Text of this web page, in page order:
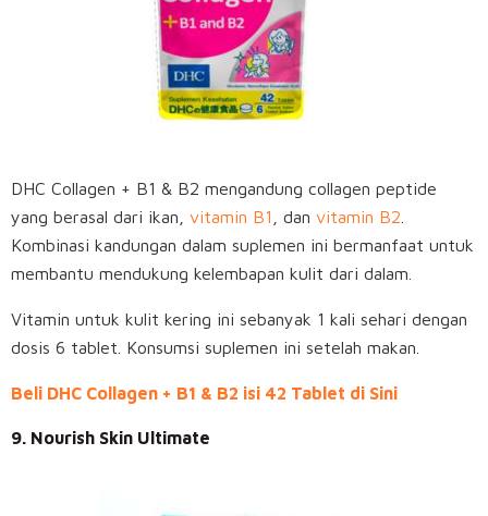
DHC Collagen + B1 & B2 mengandung collagen peptide
yang berasal dari ikan, vitamin B1 , dan vitamin B2
Kombinasi kandungan dalam suplemen ini bermanfaat untuk
membantu mendukung kelembapan kulit dari dalam.
Vitamin untuk kulit kering ini sebanyak 1 kali sehari dengan
dosis 6 tablet. Konsumsi suplemen ini setelah makan.
Beli DHC Collagen + B1 & B2 isi 42 Tablet di Sini
9. Nourish Skin Ultimate